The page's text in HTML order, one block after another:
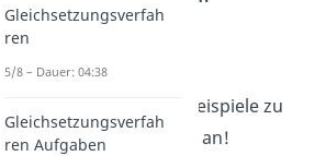
derAbleitung
Schau dir jetzt ein paar Beispiele zu
den einzelnen Methoden an!
Gleichsetzungsverfah
ren
5/8 – Dauer: 04:38
Gleichsetzungsverfah
ren Aufgaben